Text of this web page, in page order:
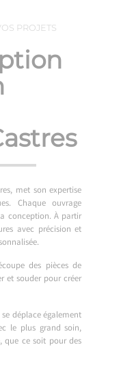
PROJETS
met son expertise
Chaque ouvrage
conception. À partir
avec précision et
des pièces de
et souder pour créer
déplace également
le plus grand soin,
que ce soit pour des